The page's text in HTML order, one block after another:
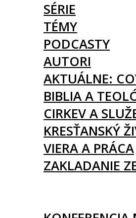
SÉRIE
TÉMY
PODCASTY
AUTORI
AKTUÁLNE:
BIBLIA A
CIRKEV A
KRESŤANSKÝ
VIERA A PRÁCA
ZAKLADANIE